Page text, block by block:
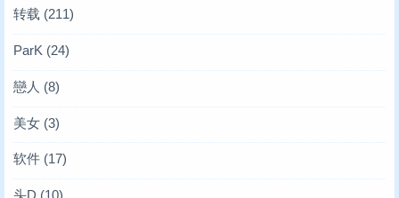
转载 (211)
ParK (24)
戀人 (8)
美女 (3)
软件 (17)